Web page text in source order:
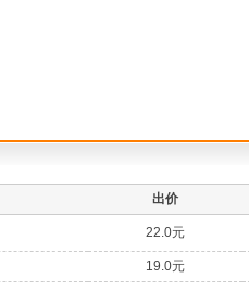
出价
22.0元
19.0元